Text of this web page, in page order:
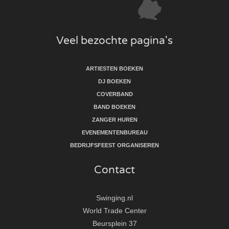
Veel bezochte pagina's
ARTIESTEN BOEKEN
DJ BOEKEN
COVERBAND
BAND BOEKEN
ZANGER HUREN
EVENEMENTENBUREAU
BEDRIJFSFEEST ORGANISEREN
Contact
Swinging.nl
World Trade Center
Beursplein 37